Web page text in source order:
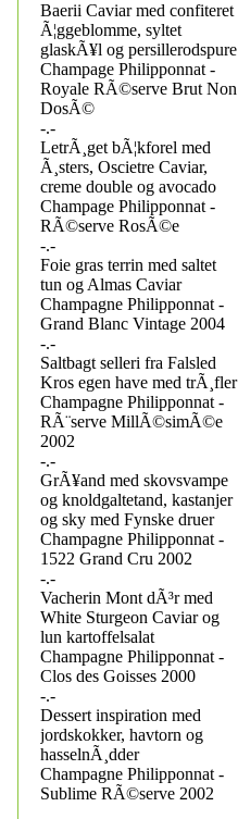
Baerii Caviar med confiteret
Ã¦ggeblomme, syltet
glaskÃ¥l og persillerodspure
Champage Philipponnat -
Royale RÃ©serve Brut Non
DosÃ©
-.-
LetrÃ¸get bÃ¦kforel med
Ã¸sters, Oscietre Caviar,
creme double og avocado
Champage Philipponnat -
RÃ©serve RosÃ©e
-.-
Foie gras terrin med saltet
tun og Almas Caviar
Champagne Philipponnat -
Grand Blanc Vintage 2004
-.-
Saltbagt selleri fra Falsled
Kros egen have med trÃ¸fler
Champagne Philipponnat -
RÃ¨serve MillÃ©simÃ©e
2002
-.-
GrÃ¥and med skovsvampe
og knoldgaltetand, kastanjer
og sky med Fynske druer
Champagne Philipponnat -
1522 Grand Cru 2002
-.-
Vacherin Mont dÃ³r med
White Sturgeon Caviar og
lun kartoffelsalat
Champagne Philipponnat -
Clos des Goisses 2000
-.-
Dessert inspiration med
jordskokker, havtorn og
hasselnÃ¸dder
Champagne Philipponnat -
Sublime RÃ©serve 2002